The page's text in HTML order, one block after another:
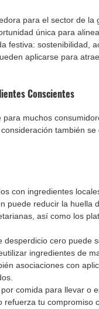
para el sector de la
única para
festiva: sostenibilidad,
aplicarse para
Conscientes
muchos
también
con ingredientes
puede reducir la huella
así como los
desperdicio cero puede
ingredientes de
asociaciones con
comida para llevar o
tu compromiso